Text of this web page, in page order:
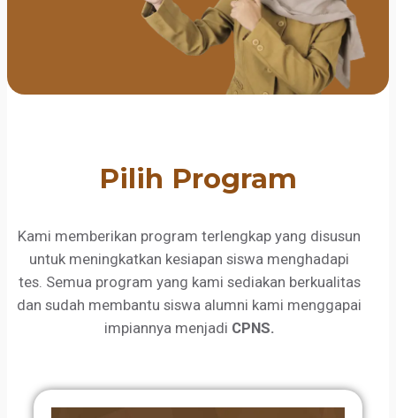
Pilih Program
Kami memberikan program terlengkap yang disusun
untuk meningkatkan kesiapan siswa menghadapi
tes. Semua program yang kami sediakan berkualitas
dan sudah membantu siswa alumni kami menggapai
impiannya menjadi CPNS.